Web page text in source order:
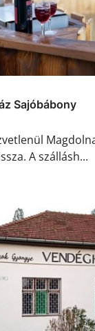
Sajóbábony
A szállásh...